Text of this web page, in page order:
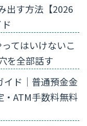
出す方法【2026
てはいけないこ
を全部話す
イド｜普通預金金
ATM手数料無料